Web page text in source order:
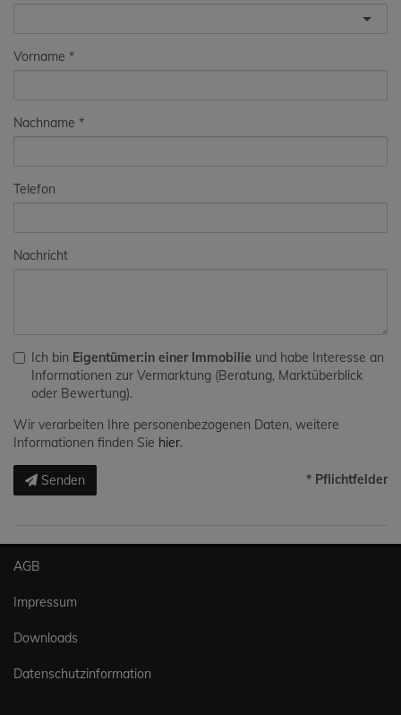
Vorname
Nachname
Telefon
Nachricht
Ich bin Eigentümer:in einer Immobilie und habe Interesse an
Informationen zur Vermarktung (Beratung, Marktüberblick
oder Bewertung).
Wir verarbeiten Ihre personenbezogenen Daten, weitere
Informationen finden Sie hier.
Senden * Pflichtfelder
AGB
Impressum
Downloads
Datenschutzinformation